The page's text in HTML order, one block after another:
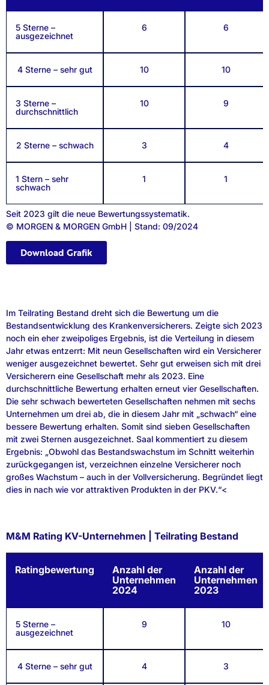
5 Sterne –
ausgezeichnet
6 6
4 Sterne – sehr gut 10 10
3 Sterne –
durchschnittlich
10 9
2 Sterne – schwach 3 4
1 Stern – sehr
schwach
1 1
Seit 2023 gilt die neue Bewertungssystematik.
© MORGEN & MORGEN GmbH | Stand: 09/2024
Download Grafik
Im Teilrating Bestand dreht sich die Bewertung um die
Bestandsentwicklung des Krankenversicherers. Zeigte sich 2023
noch ein eher zweipoliges Ergebnis, ist die Verteilung in diesem
Jahr etwas entzerrt: Mit neun Gesellschaften wird ein Versicherer
weniger ausgezeichnet bewertet. Sehr gut erweisen sich mit drei
Versicherern eine Gesellschaft mehr als 2023. Eine
durchschnittliche Bewertung erhalten erneut vier Gesellschaften.
Die sehr schwach bewerteten Gesellschaften nehmen mit sechs
Unternehmen um drei ab, die in diesem Jahr mit „schwach“ eine
bessere Bewertung erhalten. Somit sind sieben Gesellschaften
mit zwei Sternen ausgezeichnet. Saal kommentiert zu diesem
Ergebnis: „Obwohl das Bestandswachstum im Schnitt weiterhin
zurückgegangen ist, verzeichnen einzelne Versicherer noch
großes Wachstum – auch in der Vollversicherung. Begründet liegt
dies in nach wie vor attraktiven Produkten in der PKV.“<
M&M Rating KV-Unternehmen | Teilrating Bestand
Ratingbewertung
Anzahl der
Unternehmen
2024
Anzahl der
Unternehmen
2023
5 Sterne –
ausgezeichnet
9 10
4 Sterne – sehr gut 4 3